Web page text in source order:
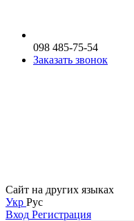
098 485-75-54
Заказать звонок
Сайт на других языках
Укр Рус
Вход Регистрация